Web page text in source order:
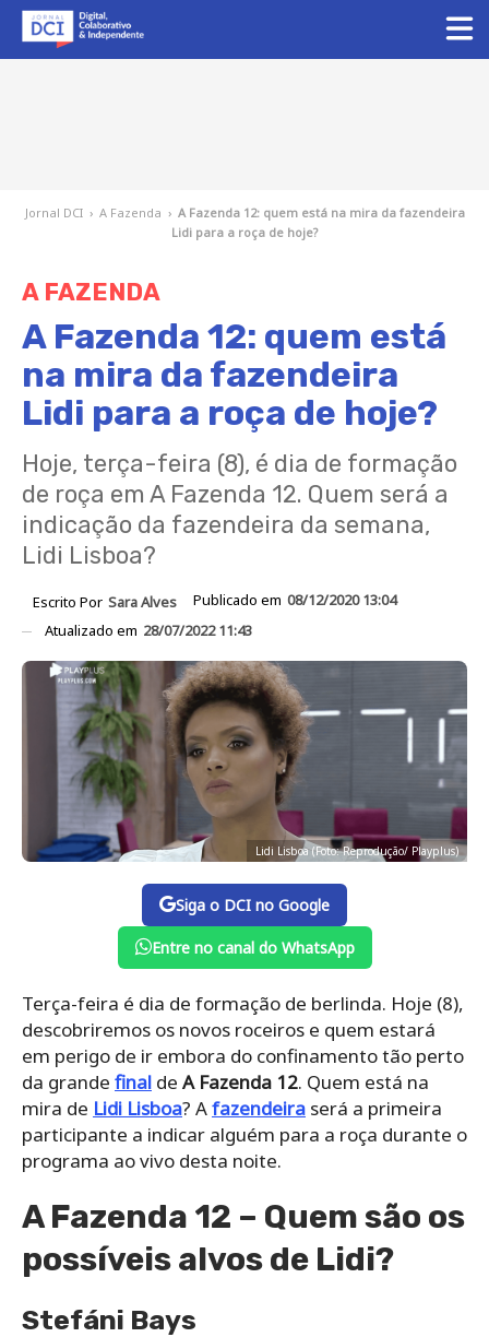
Jornal DCI › A Fazenda › A Fazenda 12: quem está na mira da fazendeira
Lidi para a roça de hoje?
A FAZENDA
A Fazenda 12: quem está
na mira da fazendeira
Lidi para a roça de hoje?
Hoje, terça-feira (8), é dia de formação
de roça em A Fazenda 12. Quem será a
indicação da fazendeira da semana,
Lidi Lisboa?
Escrito Por Sara Alves Publicado em 08/12/2020 13:04
Atualizado em 28/07/2022 11:43
Lidi Lisboa (Foto: Reprodução/ Playplus)
Siga o DCI no Google
Entre no canal do WhatsApp
Terça-feira é dia de formação de berlinda. Hoje (8),
descobriremos os novos roceiros e quem estará
em perigo de ir embora do confinamento tão perto
da grande final de A Fazenda 12. Quem está na
mira de Lidi Lisboa? Afazendeira será a primeira
participante a indicar alguém para a roça durante o
programa ao vivo desta noite.
A Fazenda 12 – Quem são os
possíveis alvos de Lidi?
Stefáni Bays